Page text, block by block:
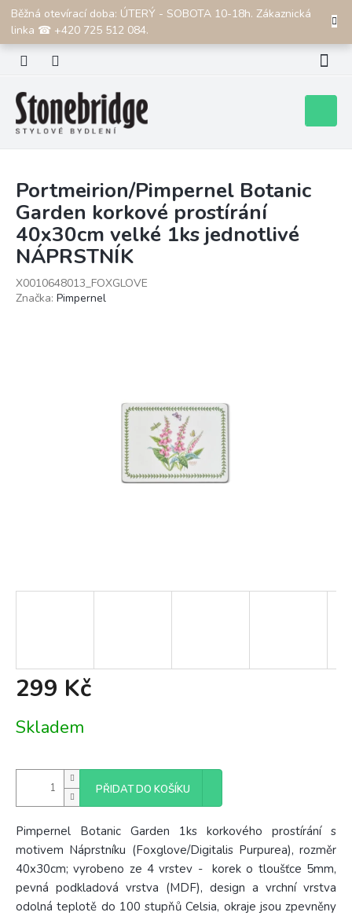
Přejít
obsah
Běžná otevírací doba: ÚTERÝ - SOBOTA 10-18h. Zákaznická
linka ☎ +420 725 512 084.
CZK
košík
Portmeirion/Pimpernel Botanic
Garden korkové prostírání
40x30cm velké 1ks jednotlivé
NÁPRSTNÍK
X0010648013_FOXGLOVE
Značka: Pimpernel
299 Kč
cena:
Skladem
PŘIDAT DO KOŠÍKU
Pimpernel Botanic Garden 1ks korkového prostírání s
motivem Náprstníku (Foxglove/Digitalis Purpurea), rozměr
40x30cm; vyrobeno ze 4 vrstev - korek o tloušťce 5mm,
pevná podkladová vrstva (MDF), design a vrchní vrstva
odolná teplotě do 100 stupňů Celsia, okraje jsou zpevněny